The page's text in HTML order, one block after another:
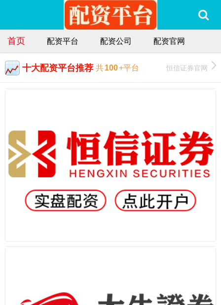
首页 配资平台 配资公司 配资官网
十大配资平台推荐 共100+平台 恒信证券官网